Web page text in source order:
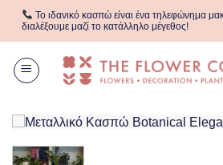
Μετάβαση
Το ιδανικό κασπώ είναι ένα τηλεφώνημα
διαλέξουμε μαζί το κατάλληλο μέγεθος!